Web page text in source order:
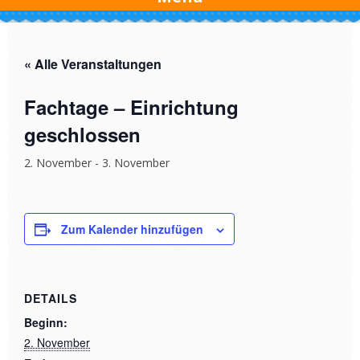
« Alle Veranstaltungen
Fachtage – Einrichtung
geschlossen
2. November - 3. November
Zum Kalender hinzufügen
DETAILS
Beginn:
2. November